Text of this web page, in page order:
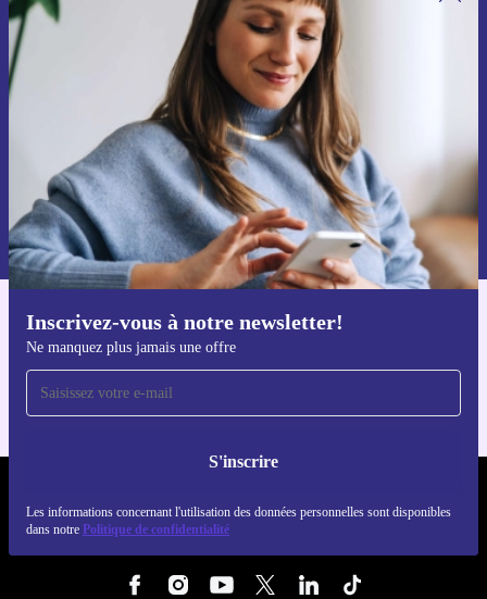
Inscrivez-vous à notre newsletter!
Ne manquez plus jamais une offre
S'inscrire
Les informations concernant l'utilisation des données personnelles sont disponibles
dans notre Politique de confidentialité
Recevoir offres et infos de refurbed
par mail
Ne manquez plus aucune offre.
S'inscrire
Retrouvez les informations sur l'utilisation des données personnelles
dans notre
politique de confidentialité.
Téléchargez l'application refurbed
Pour iOS et Android